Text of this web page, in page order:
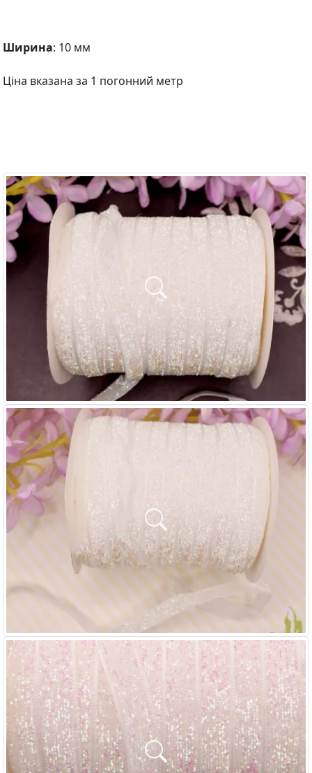
Ширина: 10 мм
Ціна вказана за 1 погонний метр